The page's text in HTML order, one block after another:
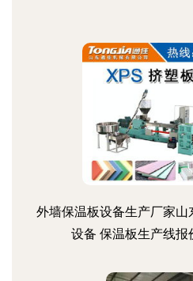
外墙保温板设备生产厂家山
设备 保温板生产线报